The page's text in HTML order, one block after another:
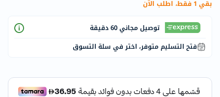
بقي 1 فقط، اطلب الآن
توصيل مجاني 60 دقيقة
فتح التسليم متوفر، اختر في سلة التسوق